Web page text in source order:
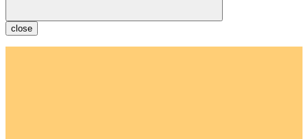
close